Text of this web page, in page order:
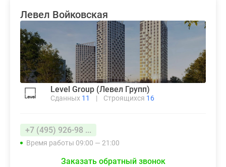
Левел Войковская
Level Group (Левел Групп)
Сданных 11 | Строящихся 16
+7 (495) 926-98 ...
Время работы 09:00 — 21:00
Заказать обратный звонок